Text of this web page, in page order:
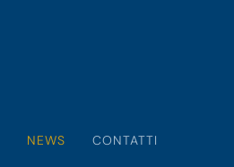
NEWS CONTATTI